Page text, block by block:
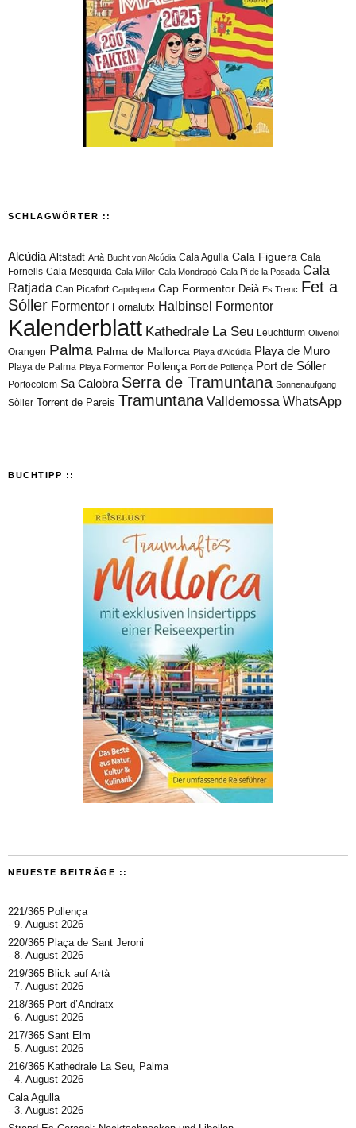
SCHLAGWÖRTER ::
Alcúdia Altstadt Artà Bucht von Alcúdia Cala Agulla Cala Figuera Cala
Fornells Cala Mesquida Cala Millor Cala Mondragó Cala Pi de la Posada Cala
Ratjada Can Picafort Capdepera Cap Formentor Deià Es Trenc Fet a
Sóller Formentor Fornalutx Halbinsel Formentor
Kalenderblatt Kathedrale La Seu Leuchtturm Olivenöl
Orangen Palma Palma de Mallorca Playa d'Alcúdia Playa de Muro
Playa de Palma Playa Formentor Pollença Port de Pollença Port de Sóller
Portocolom Sa Calobra Serra de Tramuntana Sonnenaufgang
Sòller Torrent de Pareis Tramuntana Valldemossa WhatsApp
BUCHTIPP ::
NEUESTE BEITRÄGE ::
221/365 Pollença
9. August 2026
220/365 Plaça de Sant Jeroni
8. August 2026
219/365 Blick auf Artà
7. August 2026
218/365 Port d’Andratx
6. August 2026
217/365 Sant Elm
5. August 2026
216/365 Kathedrale La Seu, Palma
4. August 2026
Cala Agulla
3. August 2026